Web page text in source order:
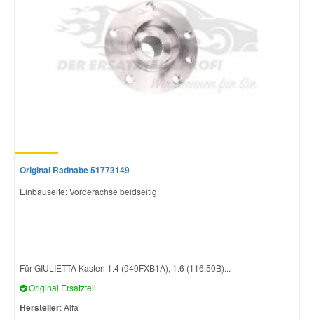
Original Radnabe 51773149
Einbauseite: Vorderachse beidseitig
Für GIULIETTA Kasten 1.4 (940FXB1A), 1.6 (116.50B)...
Original Ersatzteil
Hersteller: Alfa